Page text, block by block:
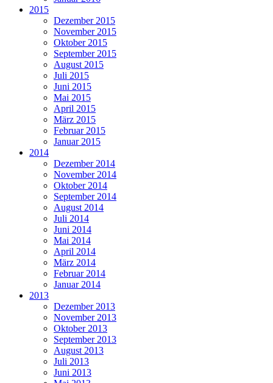
2015
Dezember 2015
November 2015
Oktober 2015
September 2015
August 2015
Juli 2015
Juni 2015
Mai 2015
April 2015
März 2015
Februar 2015
Januar 2015
2014
Dezember 2014
November 2014
Oktober 2014
September 2014
August 2014
Juli 2014
Juni 2014
Mai 2014
April 2014
März 2014
Februar 2014
Januar 2014
2013
Dezember 2013
November 2013
Oktober 2013
September 2013
August 2013
Juli 2013
Juni 2013